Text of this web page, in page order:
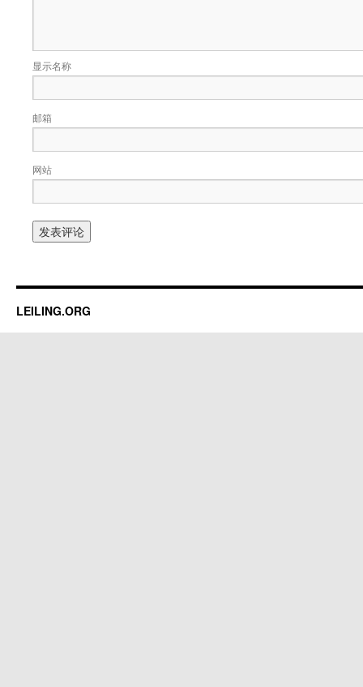
显示名称
邮箱
网站
LEILING.ORG